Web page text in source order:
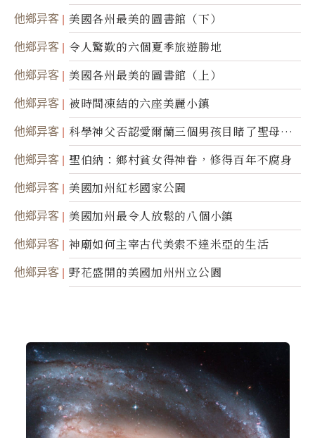
50周年
他鄉异客 美國各州最美的圖書館（下）
他鄉异客 令人驚歎的六個夏季旅遊勝地
他鄉异客 美國各州最美的圖書館（上）
他鄉异客 被時間凍結的六座美麗小鎮
他鄉异客
科學神父否認愛爾蘭三個男孩目睹了聖母顯
靈
他鄉异客 聖伯納：鄉村貧女得神眷，修得百年不腐身
他鄉异客 美國加州紅杉國家公園
他鄉异客 美國加州最令人放鬆的八個小鎮
他鄉异客 神廟如何主宰古代美索不達米亞的生活
他鄉异客 野花盛開的美國加州州立公園